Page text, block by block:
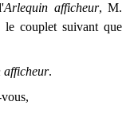
Arlequin afficheur, M.
le couplet suivant que
afficheur.